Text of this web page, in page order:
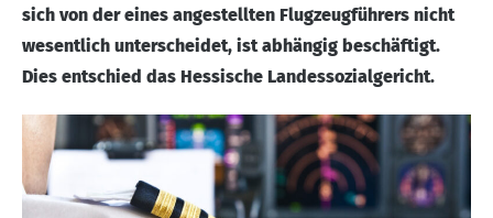
sich von der eines angestellten Flugzeugführers nicht
wesentlich unterscheidet, ist abhängig beschäftigt.
Dies entschied das Hessische Landessozialgericht.